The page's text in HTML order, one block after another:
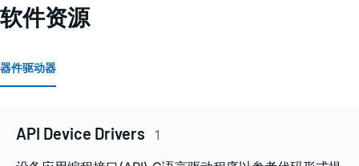
软件资源
器件驱动器
API Device Drivers 1